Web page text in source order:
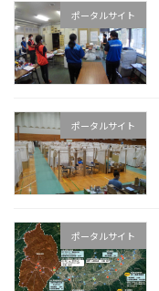
ポータルサイト
ポータルサイト
ポータルサイト